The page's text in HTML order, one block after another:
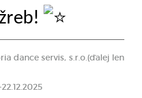
dance servis, s.r.o.(ďalej len